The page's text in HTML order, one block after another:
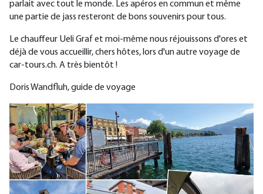
parlait avec tout le monde. Les apéros en commun et même
une partie de jass resteront de bons souvenirs pour tous.
Le chauffeur Ueli Graf et moi-même nous réjouissons d'ores et
déjà de vous accueillir, chers hôtes, lors d'un autre voyage de
car-tours.ch. A très bientôt !
Doris Wandfluh, guide de voyage